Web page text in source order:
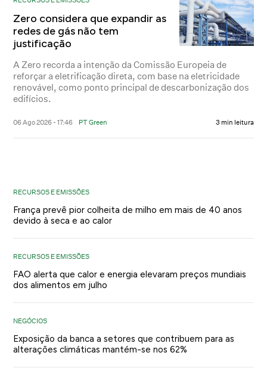
Zero considera que expandir as
redes de gás não tem
justificação
A Zero recorda a intenção da Comissão Europeia de
reforçar a eletrificação direta, com base na eletricidade
renovável, como ponto principal de descarbonização dos
edifícios.
06 Ago 2026 - 17:46 PT Green 3 min leitura
RECURSOS E EMISSÕES
França prevê pior colheita de milho em mais de 40 anos
devido à seca e ao calor
RECURSOS E EMISSÕES
FAO alerta que calor e energia elevaram preços mundiais
dos alimentos em julho
NEGÓCIOS
Exposição da banca a setores que contribuem para as
alterações climáticas mantém-se nos 62%